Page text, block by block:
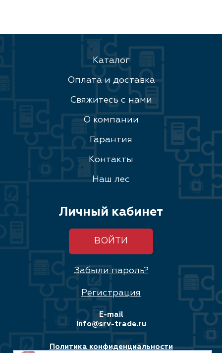
Каталог
Оплата и доставка
Свяжитесь с нами
О компании
Гарантия
Контакты
Наш лес
Личный кабинет
ВОЙТИ
Забыли пароль?
Регистрация
E-mail
info@srv-trade.ru
Политика конфиденциальности